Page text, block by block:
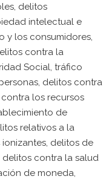
delitos
intelectual e
y los consumidores,
contra la
Social, tráfico
delitos contra
los recursos
de
relativos a la
delitos de
contra la salud
de moneda,